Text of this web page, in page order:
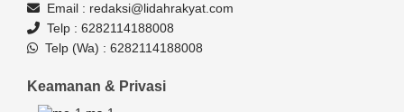
Email : redaksi@lidahrakyat.com
Telp : 6282114188008
Telp (Wa) : 6282114188008
Keamanan & Privasi